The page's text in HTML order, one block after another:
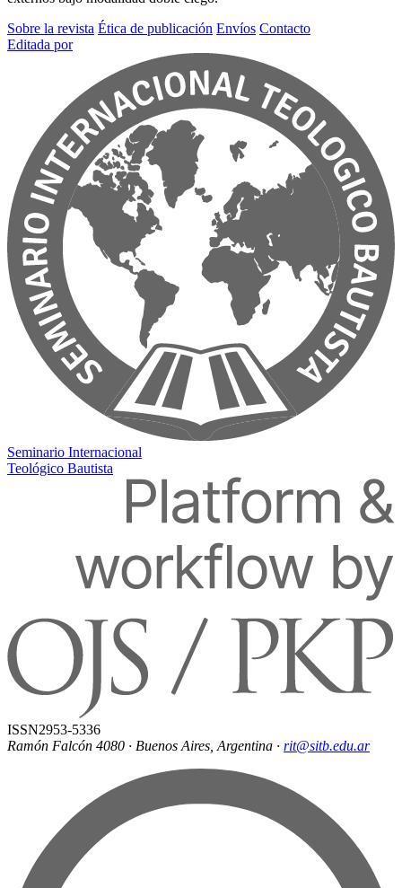
Sobre la revista Ética de publicación Envíos Contacto
Editada por
Seminario Internacional
Teológico Bautista
ISSN2953-5336
Ramón Falcón 4080 · Buenos Aires, Argentina · rit@sitb.edu.ar